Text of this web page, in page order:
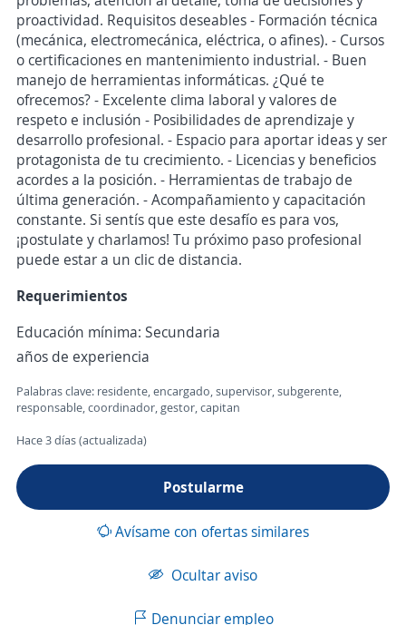
proactividad. Requisitos deseables - Formación técnica
(mecánica, electromecánica, eléctrica, o afines). - Cursos
o certificaciones en mantenimiento industrial. - Buen
manejo de herramientas informáticas. ¿Qué te
ofrecemos? - Excelente clima laboral y valores de
respeto e inclusión - Posibilidades de aprendizaje y
desarrollo profesional. - Espacio para aportar ideas y ser
protagonista de tu crecimiento. - Licencias y beneficios
acordes a la posición. - Herramientas de trabajo de
última generación. - Acompañamiento y capacitación
constante. Si sentís que este desafío es para vos,
¡postulate y charlamos! Tu próximo paso profesional
puede estar a un clic de distancia.
Requerimientos
Educación mínima: Secundaria
años de experiencia
Palabras clave: residente, encargado, supervisor, subgerente,
responsable, coordinador, gestor, capitan
Hace 3 días (actualizada)
Postularme
Avísame con ofertas similares
Ocultar aviso
Denunciar empleo